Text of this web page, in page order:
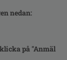
nedan:
på "Anmäl